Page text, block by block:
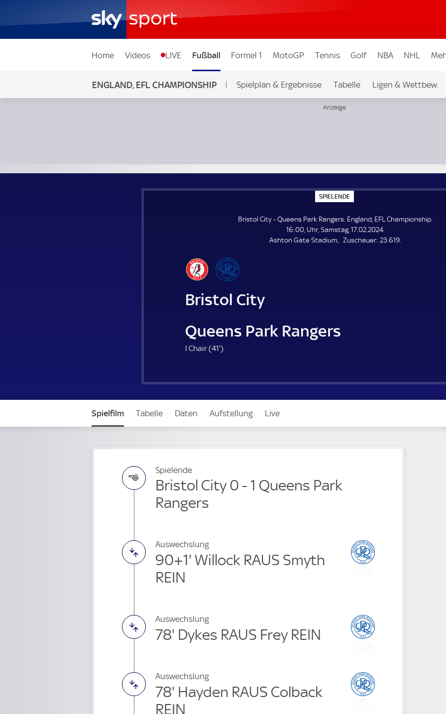
Home Videos LIVE Fußball Formel 1 MotoGP Tennis Golf NBA NHL
ENGLAND, EFL CHAMPIONSHIP Spielplan & Ergebnisse Tabelle Ligen & Wettbew.
SPIELENDE
P
E
L
E
N
Bristol City - Queens Park Rangers. England, EFL Championship.
16:00, Uhr, Samstag, 17.02.2024.
Ashton Gate Stadium
Zuschauer: Z
23.619.
Bristol City
Queens Park Rangers
I Chair (41'4
m
n
u
)
Spielfilm Tabelle Daten Aufstellung Live
Spielende
Bristol City 0 - 1 Queens Park
Rangers
Auswechslung
90+1' Willock RAUS Smyth
REIN
Auswechslung
78' Dykes RAUS Frey REIN
Auswechslung
78' Hayden RAUS Colback
REIN